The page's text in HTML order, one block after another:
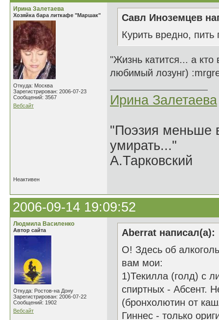
Ирина Залетаева
Хозяйка бара литкафе "Маршак"
Откуда: Москва
Зарегистрирован: 2006-07-23
Сообщений: 3567
Вебсайт
Савл Иноземцев
Курить вредно,
"Жизнь катится... а
любимый лозунг)
Ирина Залетаева
"Поэзия меньше
умирать..."
А.Тарковский
Неактивен
2006-09-14 19:09:52
Людмила Василенко
Автор сайта
Откуда: Ростов-на Дону
Зарегистрирован: 2006-07-22
Сообщений: 1902
Вебсайт
Aberrat написал(а):
О! Здесь об
вам мои:
1)Текилла (голд) с
спиртных - Абсент.
(бронхолютин от
Гиннес - только